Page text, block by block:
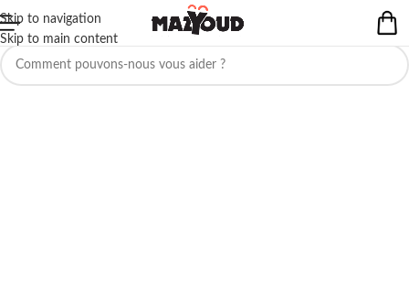
Skip to navigation
Skip to main content
Aucun produit ne correspond à votre sélection.